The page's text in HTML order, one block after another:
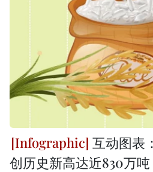
互动图表
创历史新高达近830万吨